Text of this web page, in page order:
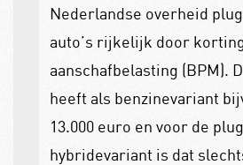
Nederlandse overheid
auto’s rijkelijk door
aanschafbelasting (BPM).
heeft als benzinevariant
13.000 euro en voor de
hybridevariant is dat